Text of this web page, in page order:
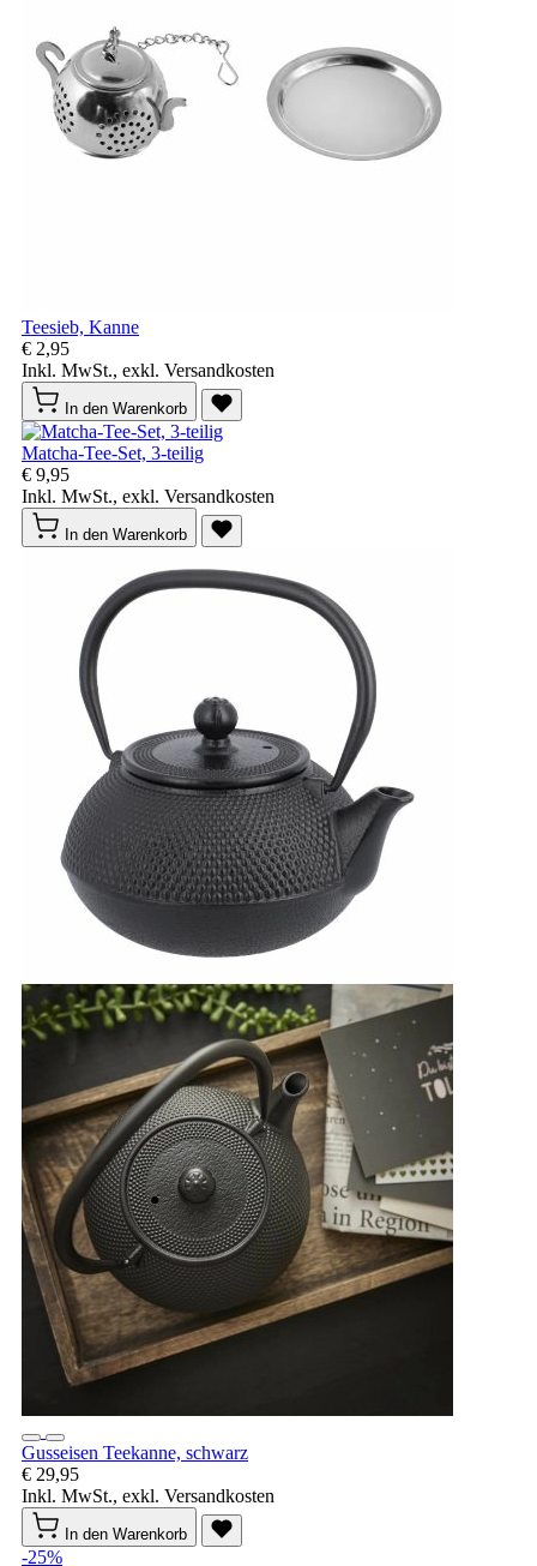
Teesieb, Kanne
€ 2,95
Inkl. MwSt., exkl. Versandkosten
In den Warenkorb
Matcha-Tee-Set, 3-teilig
€ 9,95
Inkl. MwSt., exkl. Versandkosten
In den Warenkorb
Gusseisen Teekanne, schwarz
€ 29,95
Inkl. MwSt., exkl. Versandkosten
In den Warenkorb
-25%